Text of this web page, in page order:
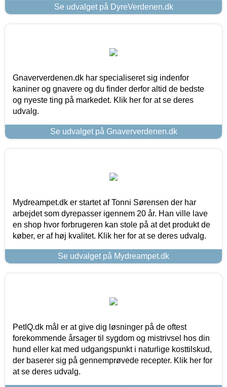
Se udvalget på DyreVerdenen.dk
Gnaververdenen.dk har specialiseret sig indenfor
kaniner og gnavere og du finder derfor altid de bedste
og nyeste ting på markedet. Klik her for at se deres
udvalg.
Se udvalget på Gnaververdenen.dk
Mydreampet.dk er startet af Tonni Sørensen der har
arbejdet som dyrepasser igennem 20 år. Han ville lave
en shop hvor forbrugeren kan stole på at det produkt de
køber, er af høj kvalitet. Klik her for at se deres udvalg.
Se udvalget på Mydreampet.dk
PetIQ.dk mål er at give dig løsninger på de oftest
forekommende årsager til sygdom og mistrivsel hos din
hund eller kat med udgangspunkt i naturlige kosttilskud,
der baserer sig på gennemprøvede recepter. Klik her for
at se deres udvalg.